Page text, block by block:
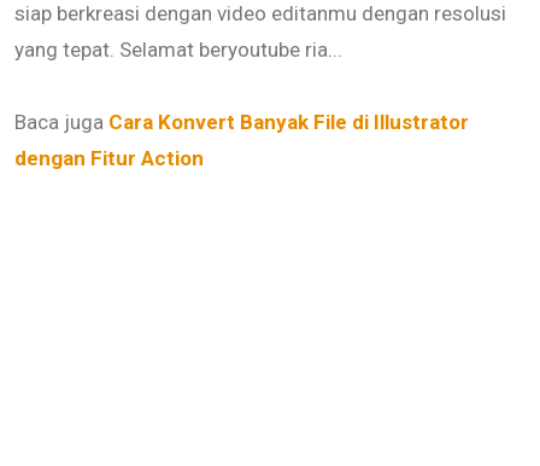
siap berkreasi dengan video editanmu dengan resolusi
yang tepat. Selamat beryoutube ria...
Baca juga Cara Konvert Banyak File di Illustrator
dengan Fitur Action